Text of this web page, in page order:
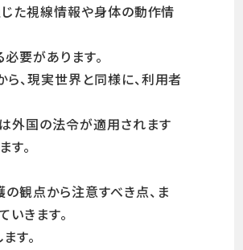
じた視線情報や身体の動作情
要があります。
、現実世界と同様に、利用者
外国の法令が適用されます
す。
観点から注意すべき点、ま
きます。
す。